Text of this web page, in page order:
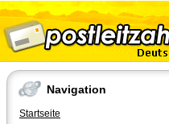
Navigation
Startseite